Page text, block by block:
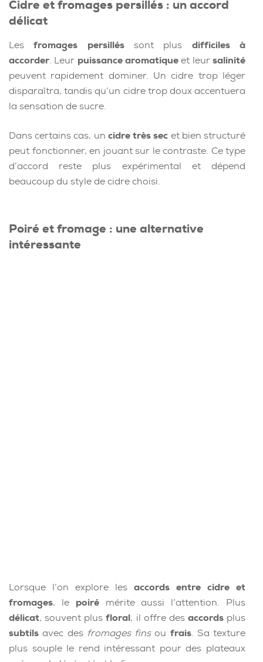
Cidre et fromages persillés : un accord
délicat
Lesfromages persilléssont plus difficiles à
accorder. Leur puissance aromatiqueet leursalinité
peuvent rapidement dominer. Un cidre trop léger
disparaîtra, tandis qu’un cidre trop doux accentuera
la sensation de sucre.
Dans certains cas, un cidre très sec et bien structuré
peut fonctionner, en jouant sur le contraste. Ce type
d’accord reste plus expérimental et dépend
beaucoup du style de cidre choisi.
Poiré et fromage : une alternative
intéressante
Lorsque l’on explore les accords entre cidre et
fromages, le poirémérite aussi l’attention. Plus
délicat, souvent plusfloral, il offre des accordsplus
subtils avec des fromages finsou frais. Sa texture
plus souple le rend intéressant pour des plateaux